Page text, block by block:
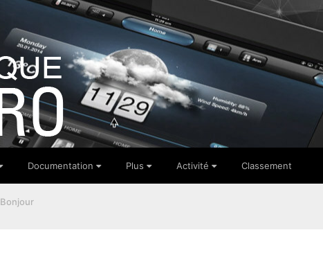
Documentation Plus Activité Classement
Bonjour